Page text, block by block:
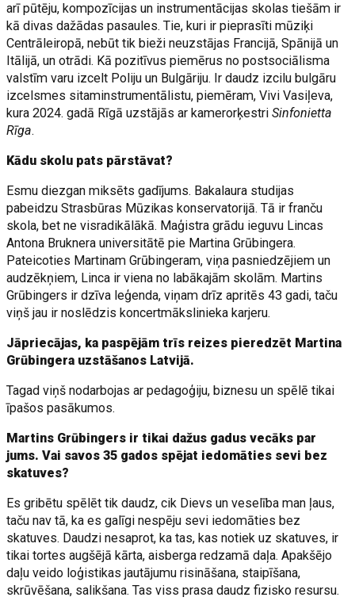
arī pūtēju, kompozīcijas un instrumentācijas skolas tiešām ir
kā divas dažādas pasaules. Tie, kuri ir pieprasīti mūziķi
Centrāleiropā, nebūt tik bieži neuzstājas Francijā, Spānijā un
Itālijā, un otrādi. Kā pozitīvus piemērus no postsociālisma
valstīm varu izcelt Poliju un Bulgāriju. Ir daudz izcilu bulgāru
izcelsmes sitaminstrumentālistu, piemēram, Vivi Vasiļeva,
kura 2024. gadā Rīgā uzstājās ar kamerorķestriSinfonietta
Rīga.
Kādu skolu pats pārstāvat?
Esmu diezgan miksēts gadījums. Bakalaura studijas
pabeidzu Strasbūras Mūzikas konservatorijā. Tā ir franču
skola, bet ne visradikālākā. Maģistra grādu ieguvu Lincas
Antona Bruknera universitātē pie Martina Grūbingera.
Pateicoties Martinam Grūbingeram, viņa pasniedzējiem un
audzēkņiem, Linca ir viena no labākajām skolām. Martins
Grūbingers ir dzīva leģenda, viņam drīz apritēs 43 gadi, taču
viņš jau ir noslēdzis koncertmākslinieka karjeru.
Jāpriecājas, ka paspējām trīs reizes pieredzēt Martina
Grūbingera uzstāšanos Latvijā.
Tagad viņš nodarbojas ar pedagoģiju, biznesu un spēlē tikai
īpašos pasākumos.
Martins Grūbingers ir tikai dažus gadus vecāks par
jums. Vai savos 35 gados spējat iedomāties sevi bez
skatuves?
Es gribētu spēlēt tik daudz, cik Dievs un veselība man ļaus,
taču nav tā, ka es galīgi nespēju sevi iedomāties bez
skatuves. Daudzi nesaprot, ka tas, kas notiek uz skatuves, ir
tikai tortes augšējā kārta, aisberga redzamā daļa. Apakšējo
daļu veido loģistikas jautājumu risināšana, staipīšana,
skrūvēšana, salikšana. Tas viss prasa daudz fizisko resursu.